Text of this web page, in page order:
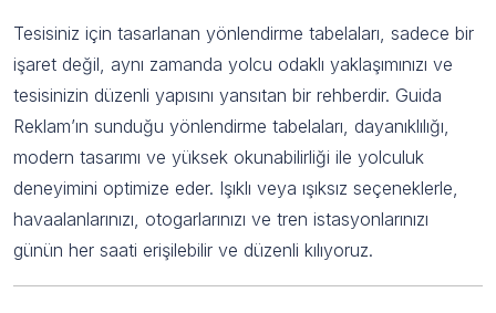
Tesisiniz için tasarlanan yönlendirme tabelaları, sadece bir
işaret değil, aynı zamanda yolcu odaklı yaklaşımınızı ve
tesisinizin düzenli yapısını yansıtan bir rehberdir. Guida
Reklam’ın sunduğu yönlendirme tabelaları, dayanıklılığı,
modern tasarımı ve yüksek okunabilirliği ile yolculuk
deneyimini optimize eder. Işıklı veya ışıksız seçeneklerle,
havaalanlarınızı, otogarlarınızı ve tren istasyonlarınızı
günün her saati erişilebilir ve düzenli kılıyoruz.